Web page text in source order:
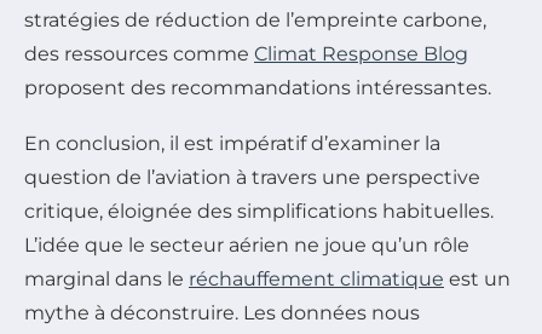
stratégies de réduction de l’empreinte carbone,
des ressources comme Climat Response Blog
proposent des recommandations intéressantes.
En conclusion, il est impératif d’examiner la
question de l’aviation à travers une perspective
critique, éloignée des simplifications habituelles.
L’idée que le secteur aérien ne joue qu’un rôle
marginal dans le réchauffement climatique est un
mythe à déconstruire. Les données nous